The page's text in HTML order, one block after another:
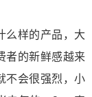
么样的产品，大
者的新鲜感越来
不会很强烈，小